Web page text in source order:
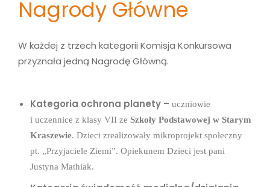
Nagrody Główne
W każdej z trzech kategorii Komisja Konkursowa
przyznała jedną Nagrodę Główną.
Kategoria ochrona planety – uczniowie
i uczennice z klasy VII ze Szkoły Podstawowej w Starym
Kraszewie. Dzieci zrealizowały mikroprojekt społeczny
pt. „Przyjaciele Ziemi”. Opiekunem Dzieci jest pani
Justyna Mathiak.